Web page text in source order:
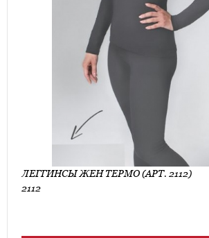
ЛЕГГИНСЫ ЖЕН ТЕРМО (АРТ. 2112)
2112